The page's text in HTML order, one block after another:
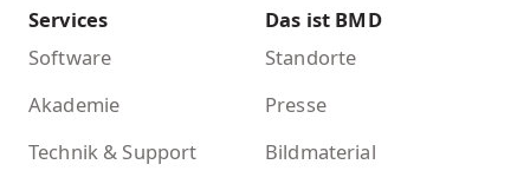
Services
Software
Akademie
Technik & Support
Das ist BMD
Standorte
Presse
Bildmaterial